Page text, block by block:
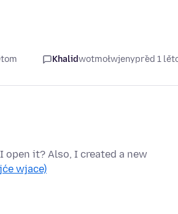
Khalidwotmołwjenypřed 1
it? Also, I created a new
wjace)